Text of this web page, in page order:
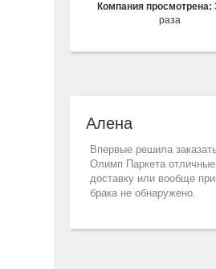
Компания просмотрена:
раза
Алена
Впервые решила
Олимп Паркета отличные
доставку или вообще
брака не обнаружено.